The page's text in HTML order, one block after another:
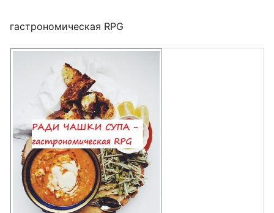
гастрономическая RPG